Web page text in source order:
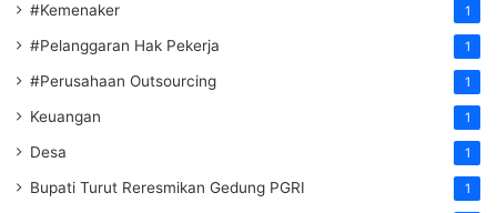
#Kemenaker 1
#Pelanggaran Hak Pekerja 1
#Perusahaan Outsourcing 1
Keuangan 1
Desa 1
Bupati Turut Reresmikan Gedung PGRI 1